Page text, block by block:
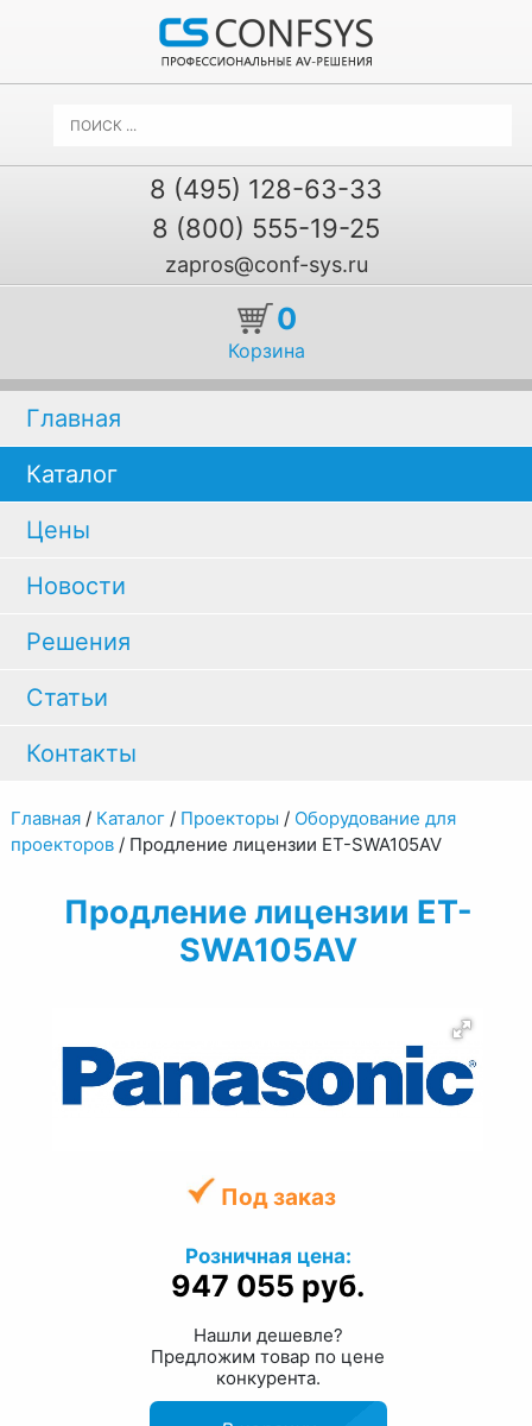
8 (495) 128-63-33
8 (800) 555-19-25
zapros@conf-sys.ru
0
Корзина
Главная
Каталог
Цены
Новости
Решения
Статьи
Контакты
Главная/ Каталог/ Проекторы / Оборудование для
проекторов/ Продление лицензии ET-SWA105AV
Продление лицензии ET-
SWA105AV
Под заказ
Розничная цена:
947 055 руб.
Нашли дешевле?
Предложим товар по цене
конкурента.